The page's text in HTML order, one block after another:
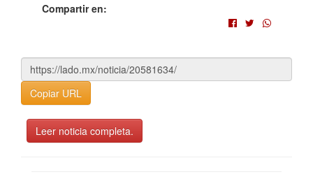
Compartir en:
Copiar URL
Leer noticia completa.